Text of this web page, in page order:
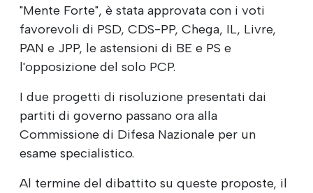
"Mente Forte", è stata approvata con i voti
favorevoli di PSD, CDS-PP, Chega, IL, Livre,
PAN e JPP, le astensioni di BE e PS e
l'opposizione del solo PCP.
I due progetti di risoluzione presentati dai
partiti di governo passano ora alla
Commissione di Difesa Nazionale per un
esame specialistico.
Al termine del dibattito su queste proposte, il